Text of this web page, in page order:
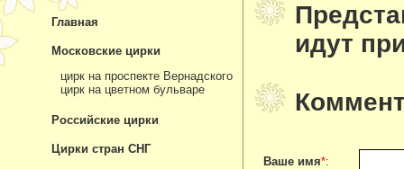
идут
Ваше имя*:
Главная
Московские цирки
цирк на проспекте Вернадского
цирк на цветном бульваре
Российские цирки
Цирки стран СНГ